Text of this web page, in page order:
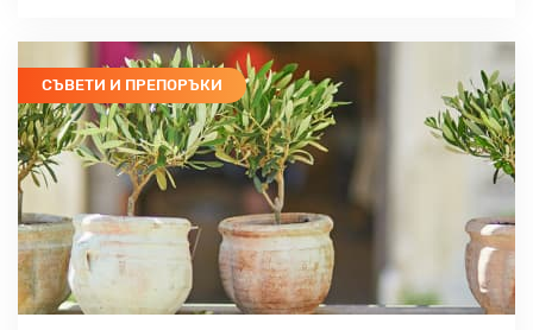
което се случва в градинския дизайн?
СЪВЕТИ И ПРЕПОРЪКИ